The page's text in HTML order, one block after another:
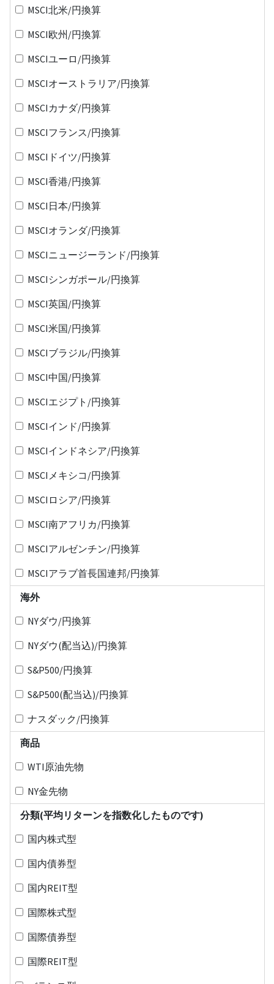
MSCI北米/円換算
MSCI欧州/円換算
MSCIユーロ/円換算
MSCIオーストラリア/円換算
MSCIカナダ/円換算
MSCIフランス/円換算
MSCIドイツ/円換算
MSCI香港/円換算
MSCI日本/円換算
MSCIオランダ/円換算
MSCIニュージーランド/円換算
MSCIシンガポール/円換算
MSCI英国/円換算
MSCI米国/円換算
MSCIブラジル/円換算
MSCI中国/円換算
MSCIエジプト/円換算
MSCIインド/円換算
MSCIインドネシア/円換算
MSCIメキシコ/円換算
MSCIロシア/円換算
MSCI南アフリカ/円換算
MSCIアルゼンチン/円換算
MSCIアラブ首長国連邦/円換算
海外
NYダウ/円換算
NYダウ(配当込)/円換算
S&P500/円換算
S&P500(配当込)/円換算
ナスダック/円換算
商品
WTI原油先物
NY金先物
分類(平均リターンを指数化したものです)
国内株式型
国内債券型
国内REIT型
国際株式型
国際債券型
国際REIT型